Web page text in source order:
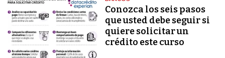
Conozca los seis pasos
que usted debe seguir si
quiere solicitar un
crédito este curso